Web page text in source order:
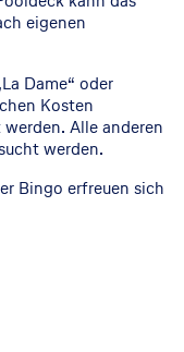
eigenen
Dame“ oder
Kosten
Alle anderen
werden.
Bingo erfreuen sich